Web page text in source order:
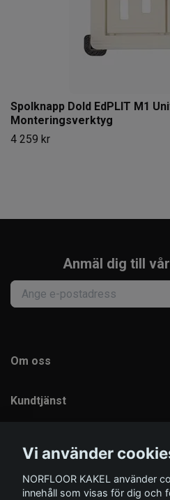
Spolknapp Dold EdPLIT M1
Monteringsverktyg
4 259 kr
Anmäl dig till
Om oss
Kundtjänst
Sociala medier
Vi använder
NORFLOOR KAKEL använder
innehåll som visas för dig och